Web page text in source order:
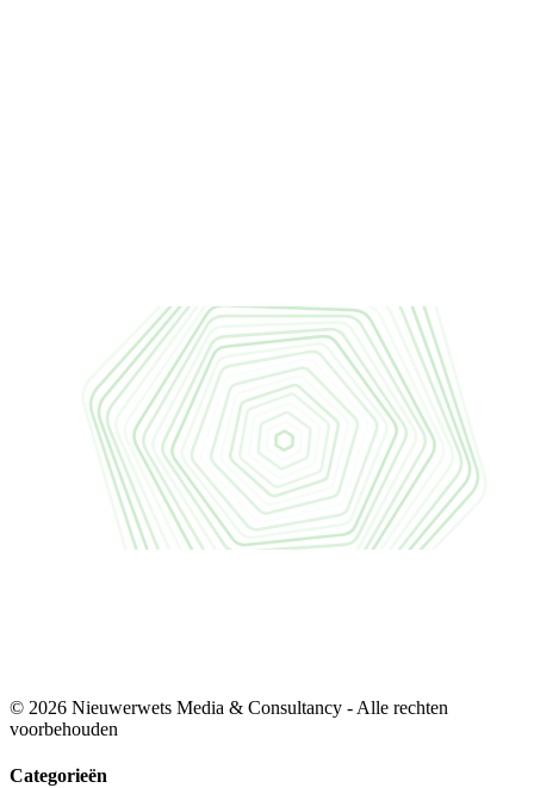
© 2026 Nieuwerwets Media & Consultancy - Alle rechten
voorbehouden
Categorieën